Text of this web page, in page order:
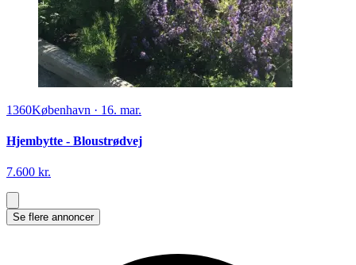
1360København · 16. mar.
Hjembytte - Bloustrødvej
7.600 kr.
Se flere annoncer